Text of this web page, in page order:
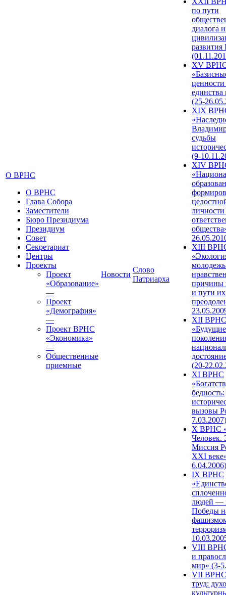
О ВРНС
О ВРНС
Глава Собора
Заместители
Бюро Президиума
Президиум
Совет
Секретариат
Центры
Проекты
Проект
«Образование»
—
Проект
«Демография»
—
Проект ВРНС
«Экономика»
—
Общественные
приемные
Новости
Слово
Патриарха
по пути
диалога и
развития
XV
единства
(25-
XIX
судьбы
(9-
XIV
XIII
причины
и пути их
XII ВРНС
«Будущие
(20-
XI ВРНС
бедность:
вызовы
7.03.2007)
X ВРНС
Человек.
Миссия
XXI
6.04.2006)
IX ВРНС
людей —
Победы
VIII
и
мир» (3-
VII ВРНС
труд: